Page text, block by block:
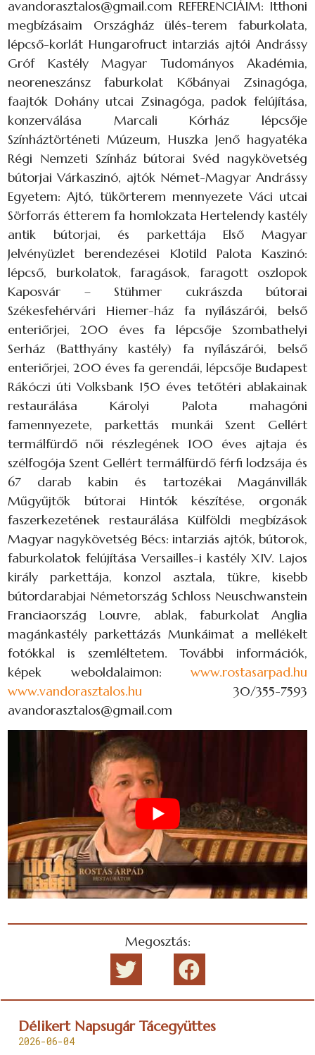
avandorasztalos@gmail.com REFERENCIÁIM: Itthoni
megbízásaim Országház ülés-terem faburkolata,
lépcső-korlát Hungarofruct intarziás ajtói Andrássy
Gróf Kastély Magyar Tudományos Akadémia,
neoreneszánsz faburkolat Kőbányai Zsinagóga,
faajtók Dohány utcai Zsinagóga, padok felújítása,
konzerválása Marcali Kórház lépcsője
Színháztörténeti Múzeum, Huszka Jenő hagyatéka
Régi Nemzeti Színház bútorai Svéd nagykövetség
bútorjai Várkaszinó, ajtók Német-Magyar Andrássy
Egyetem: Ajtó, tükörterem mennyezete Váci utcai
Sörforrás étterem fa homlokzata Hertelendy kastély
antik bútorjai, és parkettája Első Magyar
Jelvényüzlet berendezései Klotild Palota Kaszinó:
lépcső, burkolatok, faragások, faragott oszlopok
Kaposvár – Stühmer cukrászda bútorai
Székesfehérvári Hiemer-ház fa nyílászárói, belső
enteriőrjei, 200 éves fa lépcsője Szombathelyi
Serház (Batthyány kastély) fa nyílászárói, belső
enteriőrjei, 200 éves fa gerendái, lépcsője Budapest
Rákóczi úti Volksbank 150 éves tetőtéri ablakainak
restaurálása Károlyi Palota mahagóni
famennyezete, parkettás munkái Szent Gellért
termálfürdő női részlegének 100 éves ajtaja és
szélfogója Szent Gellért termálfürdő férfi lodzsája és
67 darab kabin és tartozékai Magánvillák
Műgyűjtők bútorai Hintók készítése, orgonák
faszerkezetének restaurálása Külföldi megbízások
Magyar nagykövetség Bécs: intarziás ajtók, bútorok,
faburkolatok felújítása Versailles-i kastély XIV. Lajos
király parkettája, konzol asztala, tükre, kisebb
bútordarabjai Németország Schloss Neuschwanstein
Franciaország Louvre, ablak, faburkolat Anglia
magánkastély parkettázás Munkáimat a mellékelt
fotókkal is szemléltetem. További információk,
képek weboldalaimon: www.rostasarpad.hu
www.vandorasztalos.hu 30/355-7593
avandorasztalos@gmail.com
Megosztás:
Délikert Napsugár Tácegyüttes
2026-06-04